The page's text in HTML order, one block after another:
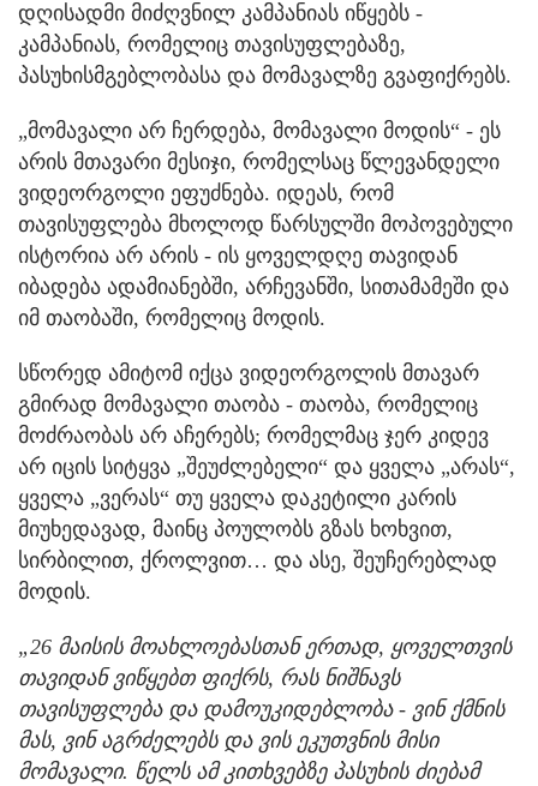
დღისადმი მიძღვნილ კამპანიას იწყებს -
კამპანიას, რომელიც თავისუფლებაზე,
პასუხისმგებლობასა და მომავალზე გვაფიქრებს.
„მომავალი არ ჩერდება, მომავალი მოდის“ - ეს
არის მთავარი მესიჯი, რომელსაც წლევანდელი
ვიდეორგოლი ეფუძნება. იდეას, რომ
თავისუფლება მხოლოდ წარსულში მოპოვებული
ისტორია არ არის - ის ყოველდღე თავიდან
იბადება ადამიანებში, არჩევანში, სითამამეში და
იმ თაობაში, რომელიც მოდის.
სწორედ ამიტომ იქცა ვიდეორგოლის მთავარ
გმირად მომავალი თაობა - თაობა, რომელიც
მოძრაობას არ აჩერებს; რომელმაც ჯერ კიდევ
არ იცის სიტყვა „შეუძლებელი“ და ყველა „არას“,
ყველა „ვერას“ თუ ყველა დაკეტილი კარის
მიუხედავად, მაინც პოულობს გზას ხოხვით,
სირბილით, ქროლვით… და ასე, შეუჩერებლად
მოდის.
„26 მაისის მოახლოებასთან ერთად, ყოველთვის
თავიდან ვიწყებთ ფიქრს, რას ნიშნავს
თავისუფლება და დამოუკიდებლობა - ვინ ქმნის
მას, ვინ აგრძელებს და ვის ეკუთვნის მისი
მომავალი. წელს ამ კითხვებზე პასუხის ძიებამ